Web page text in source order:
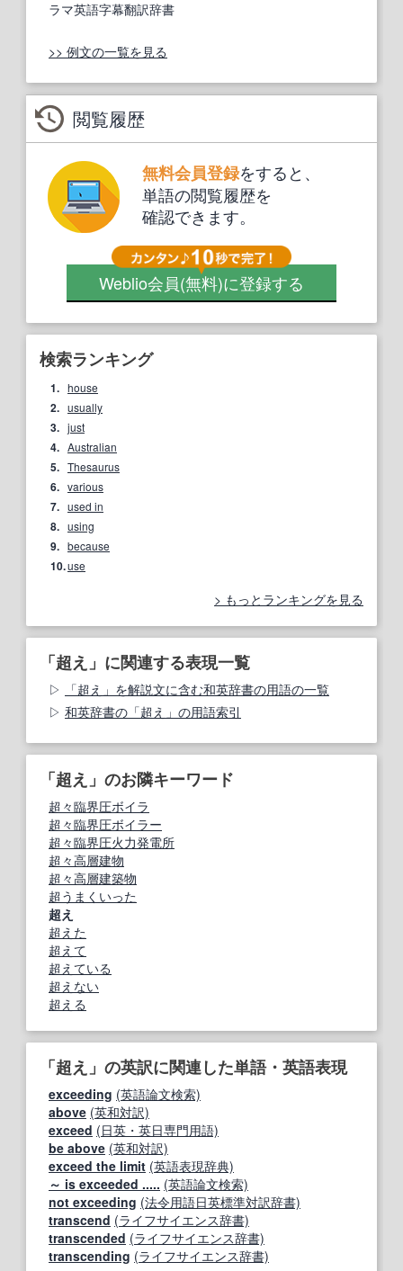
ラマ英語字幕翻訳辞書
>> 例文の一覧を見る
閲覧履歴
無料会員登録をすると、
単語の閲覧履歴を
確認できます。
Weblio会員(無料)に登録する
検索ランキング
1. house
2. usually
3. just
4. Australian
5. Thesaurus
6. various
7. used in
8. using
9. because
10.use
もっとランキングを見る
「超え」に関連する表現一覧
「超え」を解説文に含む和英辞書の用語の一覧
和英辞書の「超え」の用語索引
「超え」のお隣キーワード
超々臨界圧ボイラ
超々臨界圧ボイラー
超々臨界圧火力発電所
超々高層建物
超々高層建築物
超うまくいった
超え
超えた
超えて
超えている
超えない
超える
「超え」の英訳に関連した単語・英語表現
exceeding (英語論文検索)
above (英和対訳)
exceed (日英・英日専門用語)
be above (英和対訳)
exceed the limit (英語表現辞典)
～ is exceeded ..... (英語論文検索)
not exceeding (法令用語日英標準対訳辞書)
transcend (ライフサイエンス辞書)
transcended (ライフサイエンス辞書)
transcending (ライフサイエンス辞書)